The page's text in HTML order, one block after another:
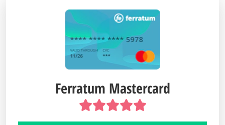
Ferratum Mastercard